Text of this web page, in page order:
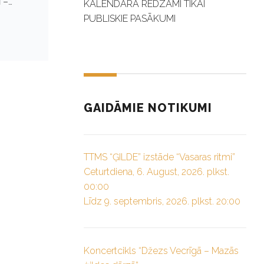
KALENDĀRĀ REDZAMI TIKAI
PUBLISKIE PASĀKUMI
GAIDĀMIE NOTIKUMI
TTMS “ĢILDE” izstāde “Vasaras ritmi”
Ceturtdiena, 6. August, 2026. plkst.
00:00
Līdz 9. septembris, 2026. plkst. 20:00
Koncertcikls “Džezs Vecrīgā – Mazās